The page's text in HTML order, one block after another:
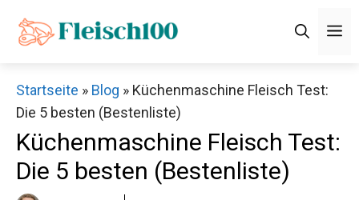
Inhalt
Startseite » Blog » Küchenmaschine Fleisch Test:
Die 5 besten (Bestenliste)
Küchenmaschine Fleisch Test:
Die 5 besten (Bestenliste)